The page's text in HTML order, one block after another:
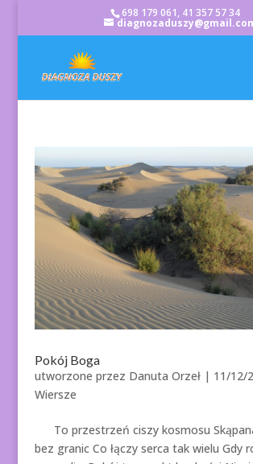
698 179 061, 41 357 57 34
Pokój Boga
utworzone przez Danuta Orzeł| 11/12/
Wiersze
To przestrzeń ciszy kosmosu
bez granic Co łączy serca tak wielu Gdy